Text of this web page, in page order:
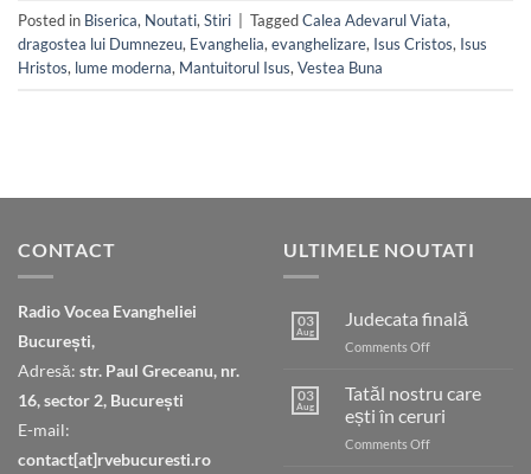
Posted in Biserica, Noutati, Stiri TaggedCalea Adevarul Viata,
dragostea lui Dumnezeu, Evanghelia, evanghelizare, Isus Cristos, Isus
Hristos, lume moderna, Mantuitorul Isus, Vestea Buna
CONTACT
Radio Vocea Evangheliei
București,
Adresă: str. Paul Greceanu, nr.
16, sector 2, București
E-mail:
contact[at]rvebucuresti.ro
ULTIMELE NOUTATI
03
Aug
Judecata finală
Comments Offon
03
Aug
Tatăl nostru care
ești în ceruri
Comments Offon